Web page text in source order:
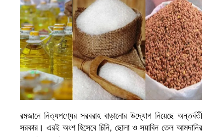
রমজানে নিত্যপণ্যের সরবরাহ বাড়ানোর উদ্যোগ নিয়েছে অন্তর্বর্তী
সরকার। এরই অংশ হিসেবে চিনি, ছোলা ও সয়াবিন তেল আমদানির